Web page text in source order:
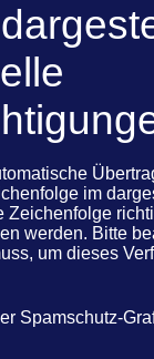
im
Zeichenfolge
werden. Bitte
um dieses
Spamschutz-